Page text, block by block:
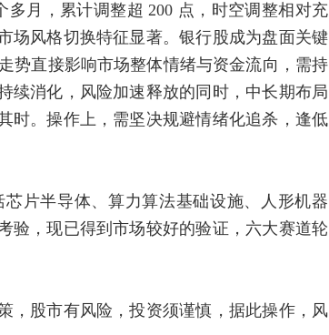
月，累计调整超 200 点，时空调整相对充
场风格切换特征显著。银行股成为盘面关键
势直接影响市场整体情绪与资金流向，需持
续消化，风险加速释放的同时，中长期布局
时。操作上，需坚决规避情绪化追杀，逢低
片半导体、算力算法基础设施、人形机器
验，现已得到市场较好的验证，六大赛道轮
股市有风险，投资须谨慎，据此操作，风